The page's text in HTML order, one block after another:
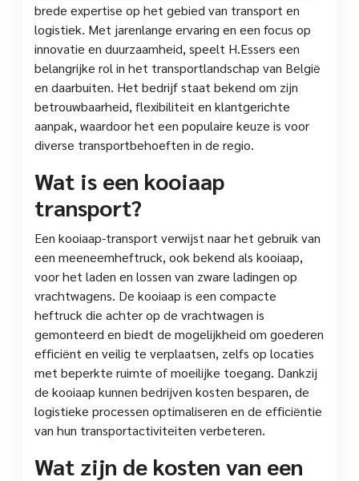
brede expertise op het gebied van transport en
logistiek. Met jarenlange ervaring en een focus op
innovatie en duurzaamheid, speelt H.Essers een
belangrijke rol in het transportlandschap van België
en daarbuiten. Het bedrijf staat bekend om zijn
betrouwbaarheid, flexibiliteit en klantgerichte
aanpak, waardoor het een populaire keuze is voor
diverse transportbehoeften in de regio.
Wat is een kooiaap
transport?
Een kooiaap-transport verwijst naar het gebruik van
een meeneemheftruck, ook bekend als kooiaap,
voor het laden en lossen van zware ladingen op
vrachtwagens. De kooiaap is een compacte
heftruck die achter op de vrachtwagen is
gemonteerd en biedt de mogelijkheid om goederen
efficiënt en veilig te verplaatsen, zelfs op locaties
met beperkte ruimte of moeilijke toegang. Dankzij
de kooiaap kunnen bedrijven kosten besparen, de
logistieke processen optimaliseren en de efficiëntie
van hun transportactiviteiten verbeteren.
Wat zijn de kosten van een